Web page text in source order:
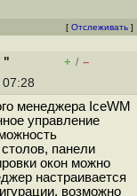
[ Отслеживать ]
" + / –
менеджера IceWM
управление
панели
окон можно
настраивается
возможно